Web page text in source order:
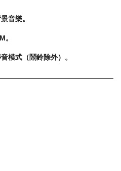
音樂。
。
模式（鬧鈴除外）。